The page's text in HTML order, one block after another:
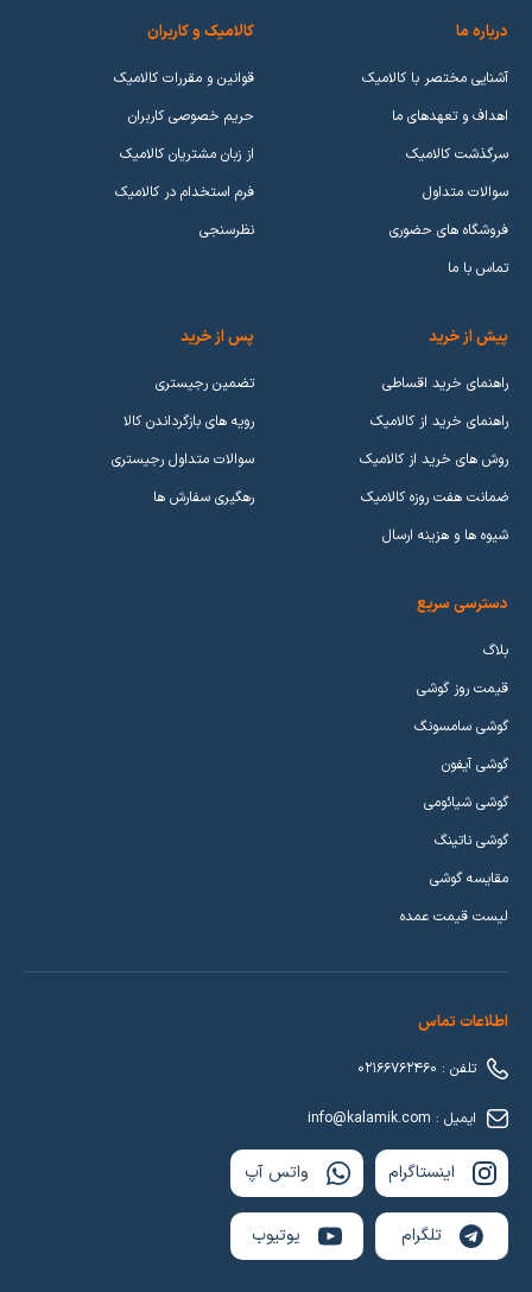
درباره ما
آشنایی مختصر با کالامیک
اهداف و تعهدهای ما
سرگذشت کالامیک
سوالات متداول
فروشگاه های حضوری
تماس با ما
کالامیک و کاربران
قوانین و مقررات کالامیک
حریم خصوصی کاربران
از زبان مشتریان کالامیک
فرم استخدام در کالامیک
نظرسنجی
پیش از خرید
راهنمای خرید اقساطی
راهنمای خرید از کالامیک
روش های خرید از کالامیک
ضمانت هفت روزه کالامیک
شیوه ها و هزینه ارسال
پس از خرید
تضمین رجیستری
رویه های بازگرداندن کالا
سوالات متداول رجیستری
رهگیری سفارش ها
دسترسی سریع
بلاگ
قیمت روز گوشی
گوشی سامسونگ
گوشی آیفون
گوشی شیائومی
گوشی ناتینگ
مقایسه گوشی
لیست قیمت عمده
اطلاعات تماس
تلفن : 02166762460
ایمیل : info@kalamik.com
اینستاگرام واتس آپ
تلگرام یوتیوب